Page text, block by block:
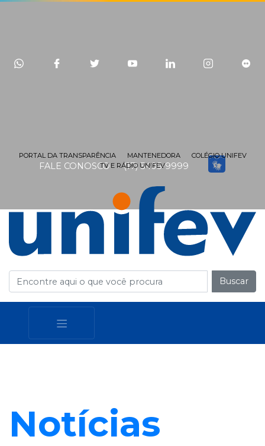
FALE CONOSCO (17) 3405-9999
PORTAL DA TRANSPARÊNCIA MANTENEDORA
COLÉGIO UNIFEV
TV E RÁDIO UNIFEV
Buscar
Notícias